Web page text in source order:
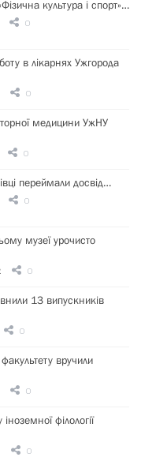
культура і спорт»…
0
в лікарнях Ужгорода
0
медицини УжНУ
0
переймали досвід…
0
музеї урочисто
0
13 випускників
0
вручили
0
філології
0